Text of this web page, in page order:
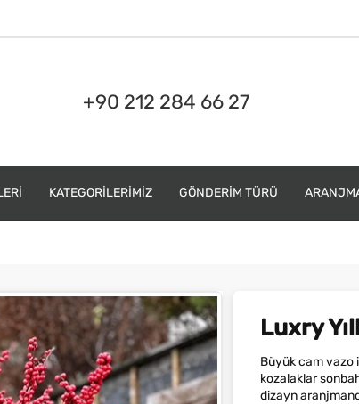
+90 212 284 66 27
KATEGORILERIMIZ GÖNDERIM TÜRÜ
Luxry
Büyük cam vazo
kozalaklar
dizayn